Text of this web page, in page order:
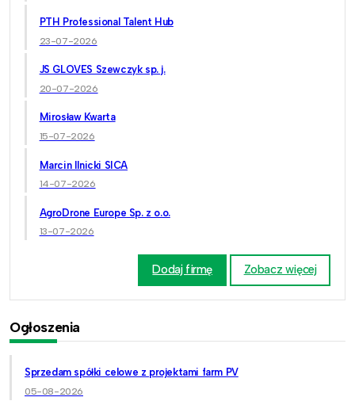
PTH Professional Talent Hub
23-07-2026
JS GLOVES Szewczyk sp. j.
20-07-2026
Mirosław Kwarta
15-07-2026
Marcin Ilnicki SICA
14-07-2026
AgroDrone Europe Sp. z o.o.
13-07-2026
Dodaj firmę Zobacz więcej
Ogłoszenia
Sprzedam spółki celowe z projektami farm PV
05-08-2026